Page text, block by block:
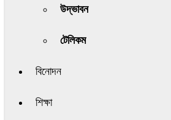
উদ্ভাবন
টেলিকম
বিনোদন
শিক্ষা